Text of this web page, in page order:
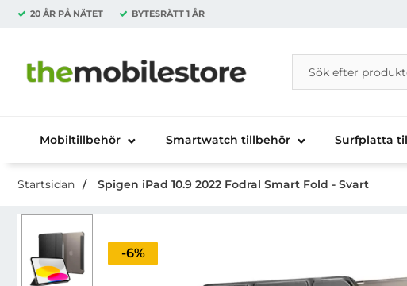
20 ÅR PÅ NÄTET BYTESRÄTT 1 ÅR
Startsidan för Danira Telecom AB
Sök
Sök på Danira
Mobiltillbehör Smartwatch tillbehör Surfplatta
Startsidan Spigen iPad 10.9 2022 Fodral Smart Fold - Svart
Priset är nedsatt med
-6%